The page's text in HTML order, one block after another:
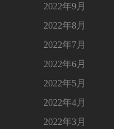
2022年9月
2022年8月
2022年7月
2022年6月
2022年5月
2022年4月
2022年3月